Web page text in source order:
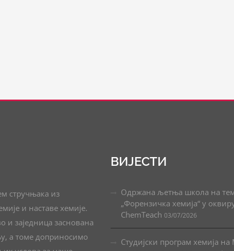
стручњака из
и наставе хемије.
и заједница заснована
а томе доприносимо
ВИЈЕСТИ
Одржана љетња школа на
„Форензичка хемија“ у
ChemTeach 03/07/2026
Студијски програм хемија